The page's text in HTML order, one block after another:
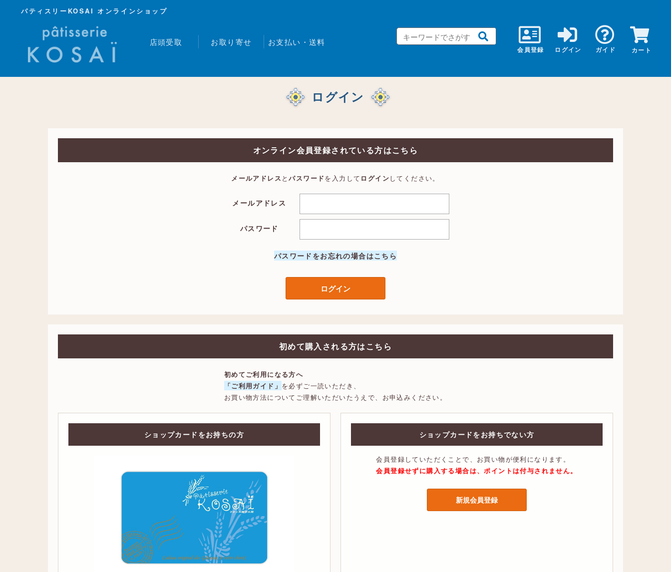
会員登録 ログイン ガイド カート
パティスリーKOSAI オンラインショップ
店頭受取 お取り寄せ お支払い・送料
ログイン
オンライン会員登録されている方はこちら
メールアドレス とパスワードを入力して ログインしてください。
メールアドレス
パスワード
パスワードをお忘れの場合はこちら
ログイン
初めて購入される方はこちら
初めてご利用になる方へ
「ご利用ガイド」 を必ずご一読いただき、
お買い物方法についてご理解いただいたうえで、 お申込みください。
ショップカードをお持ちの方 ショップカードをお持ちでない方
会員登録していただくことで、お買い物が便利になります。
会員登録せずに購入する場合は、ポイントは付与されません。
新規会員登録